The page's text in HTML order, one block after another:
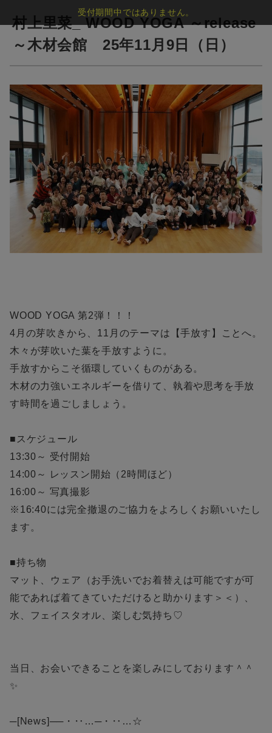
村上里菜_ WOOD YOGA ～release
～木材会館 25年11月9日（日）
WOOD YOGA 第2弾！！！
4月の芽吹きから、11月のテーマは【手放す】ことへ。
木々が芽吹いた葉を手放すように。
手放すからこそ循環していくものがある。
木材の力強いエネルギーを借りて、執着や思考を手放
す時間を過ごしましょう。
■スケジュール
13:30～ 受付開始
14:00～ レッスン開始（2時間ほど）
16:00～ 写真撮影
※16:40には完全撤退のご協力をよろしくお願いいたし
ます。
■持ち物
マット、ウェア（お手洗いでお着替えは可能ですが可
能であれば着てきていただけると助かります＞＜）、
水、フェイスタオル、楽しむ気持ち♡
当日、お会いできることを楽しみにしております＾＾
✨
─[News]──・‥…─・‥…☆
受付期間中ではありません。